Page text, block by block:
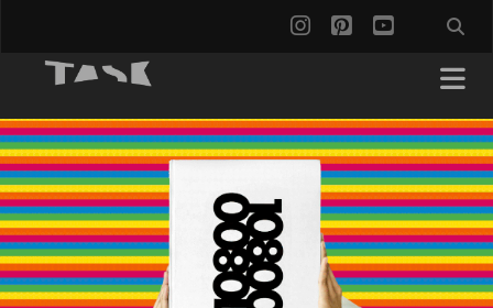
instagram
pinterest
youtube